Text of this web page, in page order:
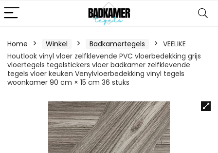
Home Winkel Badkamertegels
VEELIKE
Houtlook vinyl vloer zelfklevende PVC vloerbedekking grijs
vloertegels tegelstickers vloer badkamer zelfklevende
tegels vloer keuken Venylvloerbedekking vinyl tegels
woonkamer 90 cm × 15 cm 36 stuks